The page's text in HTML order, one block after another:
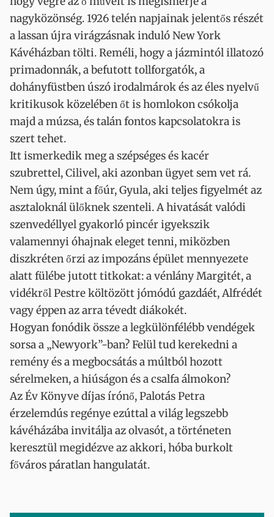
nagyközönség. 1926 telén napjainak jelentős részét
a lassan újra virágzásnak induló New York
Kávéházban tölti. Reméli, hogy a jázmintól illatozó
primadonnák, a befutott tollforgatók, a
dohányfüstben úszó irodalmárok és az éles nyelvű
kritikusok közelében őt is homlokon csókolja
majd a múzsa, és talán fontos kapcsolatokra is
szert tehet.
Itt ismerkedik meg a szépséges és kacér
szubrettel, Cilivel, aki azonban ügyet sem vet rá.
Nem úgy, mint a főúr, Gyula, aki teljes figyelmét az
asztaloknál ülőknek szenteli. A hivatását valódi
szenvedéllyel gyakorló pincér igyekszik
valamennyi óhajnak eleget tenni, miközben
diszkréten őrzi az impozáns épület mennyezete
alatt fülébe jutott titkokat: a vénlány Margitét, a
vidékről Pestre költözött jómódú gazdáét, Alfrédét
vagy éppen az arra tévedt diákokét.
Hogyan fonódik össze a legkülönfélébb vendégek
sorsa a „Newyork”-ban? Felül tud kerekedni a
remény és a megbocsátás a múltból hozott
sérelmeken, a hiúságon és a csalfa álmokon?
Az Év Könyve díjas írónő, Palotás Petra
érzelemdús regénye ezúttal a világ legszebb
kávéházába invitálja az olvasót, a történeten
keresztül megidézve az akkori, hóba burkolt
főváros páratlan hangulatát.